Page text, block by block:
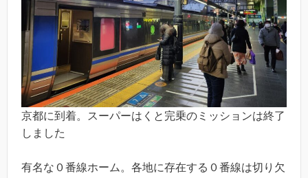
京都に到着。スーパーはくと完乗のミッションは終了
しました
有名な０番線ホーム。各地に存在する０番線は切り欠